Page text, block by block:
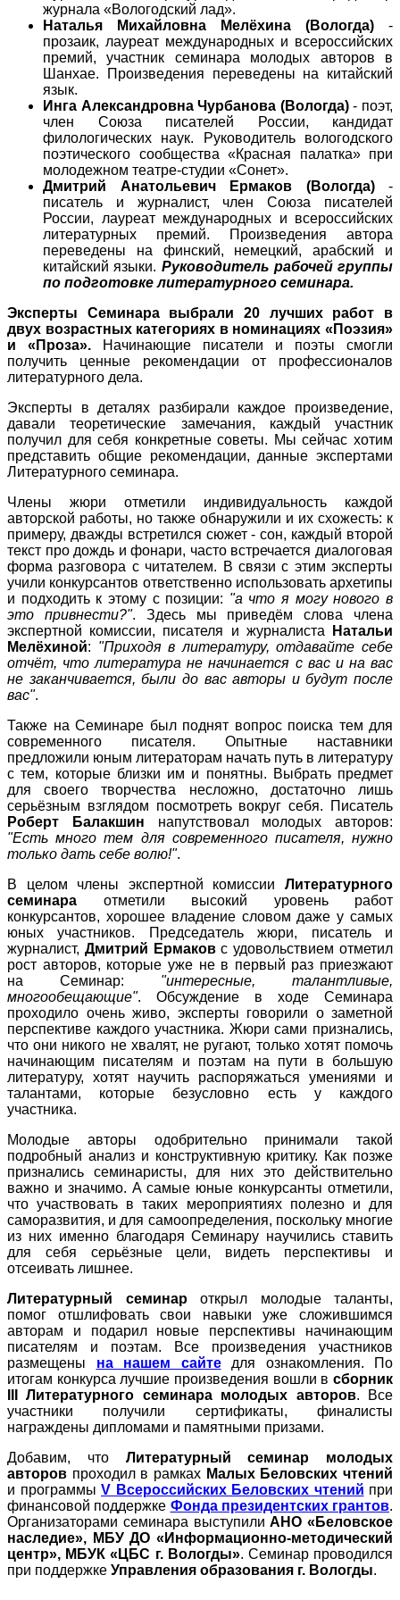
журнала «Вологодский лад».
Наталья Михайловна Мелёхина (Вологда) -
прозаик, лауреат международных и всероссийских
премий, участник семинара молодых авторов в
Шанхае. Произведения переведены на китайский
язык.
Инга Александровна Чурбанова (Вологда)- поэт,
член Союза писателей России, кандидат
филологических наук. Руководитель вологодского
поэтического сообщества «Красная палатка» при
молодежном театре-студии «Сонет».
Дмитрий Анатольевич Ермаков (Вологда) -
писатель и журналист, член Союза писателей
России, лауреат международных и всероссийских
литературных премий. Произведения автора
переведены на финский, немецкий, арабский и
китайский языки. Руководитель рабочей группы
по подготовке литературного семинара.
Эксперты Семинара выбрали 20 лучших работ в
двух возрастных категориях в номинациях «Поэзия»
и «Проза». Начинающие писатели и поэты смогли
получить ценные рекомендации от профессионалов
литературного дела.
Эксперты в деталях разбирали каждое произведение,
давали теоретические замечания, каждый участник
получил для себя конкретные советы. Мы сейчас хотим
представить общие рекомендации, данные экспертами
Литературного семинара.
Члены жюри отметили индивидуальность каждой
авторской работы, но также обнаружили и их схожесть: к
примеру, дважды встретился сюжет - сон, каждый второй
текст про дождь и фонари, часто встречается диалоговая
форма разговора с читателем. В связи с этим эксперты
учили конкурсантов ответственно использовать архетипы
и подходить к этому с позиции: "а что я могу нового в
это привнести?". Здесь мы приведём слова члена
экспертной комиссии, писателя и журналиста
Натальи
Мелёхиной: "Приходя в литературу, отдавайте себе
отчёт, что литература не начинается с вас и на вас
не заканчивается, были до вас авторы и будут после
вас".
Также на Семинаре был поднят вопрос поиска тем для
современного писателя. Опытные наставники
предложили юным литераторам начать путь в литературу
с тем, которые близки им и понятны. Выбрать предмет
для своего творчества несложно, достаточно лишь
серьёзным взглядом посмотреть вокруг себя. Писатель
Роберт Балакшин напутствовал молодых авторов:
"Есть много тем для современного писателя, нужно
только дать себе волю!".
В целом члены экспертной комиссии Литературного
семинара отметили высокий уровень работ
конкурсантов, хорошее владение словом даже у самых
юных участников. Председатель жюри, писатель и
журналист, Дмитрий Ермаковс удовольствием отметил
рост авторов, которые уже не в первый раз приезжают
на Семинар: "интересные, талантливые,
многообещающие". Обсуждение в ходе Семинара
проходило очень живо, эксперты говорили о заметной
перспективе каждого участника. Жюри сами признались,
что они никого не хвалят, не ругают, только хотят помочь
начинающим писателям и поэтам на пути в большую
литературу, хотят научить распоряжаться умениями и
талантами, которые безусловно есть у каждого
участника.
Молодые авторы одобрительно принимали такой
подробный анализ и конструктивную критику. Как позже
признались семинаристы, для них это действительно
важно и значимо. А самые юные конкурсанты отметили,
что участвовать в таких мероприятиях полезно и для
саморазвития, и для самоопределения, поскольку многие
из них именно благодаря Семинару научились ставить
для себя серьёзные цели, видеть перспективы и
отсеивать лишнее.
Литературный семинароткрыл молодые таланты,
помог отшлифовать свои навыки уже сложившимся
авторам и подарил новые перспективы начинающим
писателям и поэтам. Все произведения участников
размещены на нашем сайтедля ознакомления. По
итогам конкурса лучшие произведения вошли в сборник
III Литературного семинара молодых авторов. Все
участники получили сертификаты, финалисты
награждены дипломами и памятными призами.
Добавим, что Литературный семинар молодых
авторов проходил в рамках Малых Беловских чтений
и программы V Всероссийских Беловских чтений при
финансовой поддержке Фонда президентских грантов.
Организаторами семинара выступилиАНО «Беловское
наследие», МБУ ДО «Информационно-методический
центр», МБУК «ЦБС г. Вологды». Семинар проводился
при поддержке Управления образования г. Вологды.